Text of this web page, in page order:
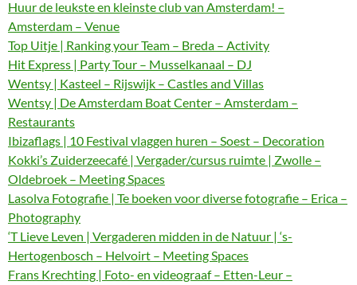
Huur de leukste en kleinste club van Amsterdam! –
Amsterdam – Venue
Top Uitje | Ranking your Team – Breda – Activity
Hit Express | Party Tour – Musselkanaal – DJ
Wentsy | Kasteel – Rijswijk – Castles and Villas
Wentsy | De Amsterdam Boat Center – Amsterdam –
Restaurants
Ibizaflags | 10 Festival vlaggen huren – Soest – Decoration
Kokki’s Zuiderzeecafé | Vergader/cursus ruimte | Zwolle –
Oldebroek – Meeting Spaces
Lasolva Fotografie | Te boeken voor diverse fotografie – Erica –
Photography
‘T Lieve Leven | Vergaderen midden in de Natuur | ‘s-
Hertogenbosch – Helvoirt – Meeting Spaces
Frans Krechting | Foto- en videograaf – Etten-Leur –